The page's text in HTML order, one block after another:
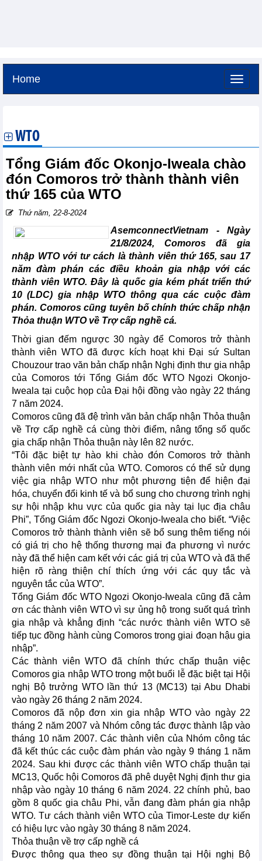
Home
WTO
Tổng Giám đốc Okonjo-Iweala chào
đón Comoros trở thành thành viên
thứ 165 của WTO
Thứ năm, 22-8-2024
AsemconnectVietnam - Ngày
21/8/2024, Comoros đã gia
nhập WTO với tư cách là thành viên thứ 165, sau 17
năm đàm phán các điều khoản gia nhập với các
thành viên WTO. Đây là quốc gia kém phát triển thứ
10 (LDC) gia nhập WTO thông qua các cuộc đàm
phán. Comoros cũng tuyên bố chính thức chấp nhận
Thỏa thuận WTO về Trợ cấp nghề cá.
Thời gian đếm ngược 30 ngày để Comoros trở thành
thành viên WTO đã được kích hoạt khi Đại sứ Sultan
Chouzour trao văn bản chấp nhận Nghị định thư gia nhập
của Comoros tới Tổng Giám đốc WTO Ngozi Okonjo-
Iweala tại cuộc họp của Đại hội đồng vào ngày 22 tháng
7 năm 2024.
Comoros cũng đã đệ trình văn bản chấp nhận Thỏa thuận
về Trợ cấp nghề cá cùng thời điểm, nâng tổng số quốc
gia chấp nhận Thỏa thuận này lên 82 nước.
“Tôi đặc biệt tự hào khi chào đón Comoros trở thành
thành viên mới nhất của WTO. Comoros có thể sử dụng
việc gia nhập WTO như một phương tiện để hiện đại
hóa, chuyển đổi kinh tế và bổ sung cho chương trình nghị
sự hội nhập khu vực của quốc gia này tại lục địa châu
Phi”, Tổng Giám đốc Ngozi Okonjo-Iweala cho biết. “Việc
Comoros trở thành thành viên sẽ bổ sung thêm tiếng nói
có giá trị cho hệ thống thương mại đa phương vì nước
này đã thể hiện cam kết với các giá trị của WTO và đã thể
hiện rõ ràng thiện chí thích ứng với các quy tắc và
nguyên tắc của WTO”.
Tổng Giám đốc WTO Ngozi Okonjo-Iweala cũng đã cảm
ơn các thành viên WTO vì sự ủng hộ trong suốt quá trình
gia nhập và khẳng định “các nước thành viên WTO sẽ
tiếp tục đồng hành cùng Comoros trong giai đoạn hậu gia
nhập”.
Các thành viên WTO đã chính thức chấp thuận việc
Comoros gia nhập WTO trong một buổi lễ đặc biệt tại Hội
nghị Bộ trưởng WTO lần thứ 13 (MC13) tại Abu Dhabi
vào ngày 26 tháng 2 năm 2024.
Comoros đã nộp đơn xin gia nhập WTO vào ngày 22
tháng 2 năm 2007 và Nhóm công tác được thành lập vào
tháng 10 năm 2007. Các thành viên của Nhóm công tác
đã kết thúc các cuộc đàm phán vào ngày 9 tháng 1 năm
2024. Sau khi được các thành viên WTO chấp thuận tại
MC13, Quốc hội Comoros đã phê duyệt Nghị định thư gia
nhập vào ngày 10 tháng 6 năm 2024. 22 chính phủ, bao
gồm 8 quốc gia châu Phi, vẫn đang đàm phán gia nhập
WTO. Tư cách thành viên WTO của Timor-Leste dự kiến
có hiệu lực vào ngày 30 tháng 8 năm 2024.
Thỏa thuận về trợ cấp nghề cá
Được thông qua theo sự đồng thuận tại Hội nghị Bộ